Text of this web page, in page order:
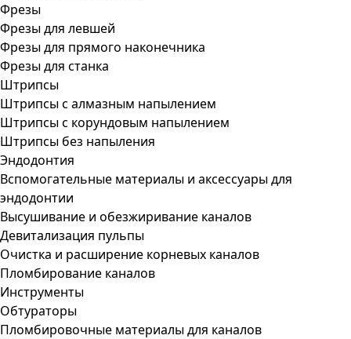
Фрезы
Фрезы для левшей
Фрезы для прямого наконечника
Фрезы для станка
Штрипсы
Штрипсы c алмазным напылением
Штрипсы c корундовым напылением
Штрипсы без напыления
Эндодонтия
Вспомогательные материалы и аксессуары для
эндодонтии
Высушивание и обезжиривание каналов
Девитализация пульпы
Очистка и расширение корневых каналов
Пломбирование каналов
Инструменты
Обтураторы
Пломбировочные материалы для каналов